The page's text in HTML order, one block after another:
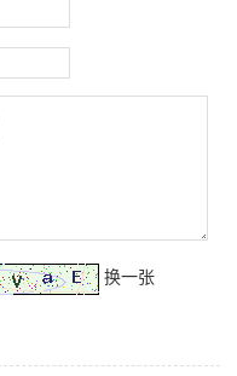
换一张